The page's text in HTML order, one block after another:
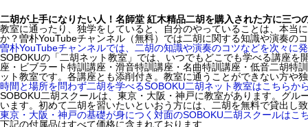
二胡が上手になりたい人！名師堂 紅木精品二胡を購入された方に三つ
教室に通ったり、独学をしていると、自分のやっていることは、本当
か？曽朴YouTubeチャンネル（無料）では二胡に関する知識や演奏の
曽朴YouTubeチャンネルでは、二胡の知識や演奏のコツなどを次々に
SOBOKUの「二胡ネット教室」では、いつでもどこでも学べる講座
座・ビブラート特訓講座・滑音特訓講座・名曲特訓講座・低音二胡特
ット教室です。各講座とも添削付き。教室に通うことができない方や
時間と場所を問わず二胡を学べるSOBOKU二胡ネット教室はこちらか
SOBOKU二胡スクールは、東京・大阪・神戸に教室があります。グ
います。初めて二胡を習いたいといおう方には、二胡を無料で貸出し
東京・大阪・神戸の基礎が身につく対面のSOBOKU二胡スクールはこ
下記の付属品はすべて価格に含まれております